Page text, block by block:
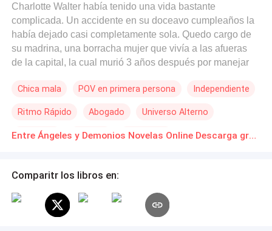
Charlotte Walter había tenido una vida bastante
complicada. Un accidente en su doceavo cumpleaños la
había dejado casi completamente sola. Quedo cargo de
su madrina, una borracha mujer que vivía a las afueras
de la capital, la cual murió 3 años después por manejar
cuando conoce a Blake Rolland y Stefan Black 5 años
abogados más famosos e importantes de la Capital, se
ven obligados a ayudar a Charlotte cuando un incidente
desamores y traiciones, otros secretos son revelados y
Chica mala POV en primera persona Independiente
Ritmo Rápido Abogado Universo Alterno
Venganza Campus Aventurera Entre Ángeles y Demonios Novelas Online Descarga gratuita de PDF
Comparitr los libros en: